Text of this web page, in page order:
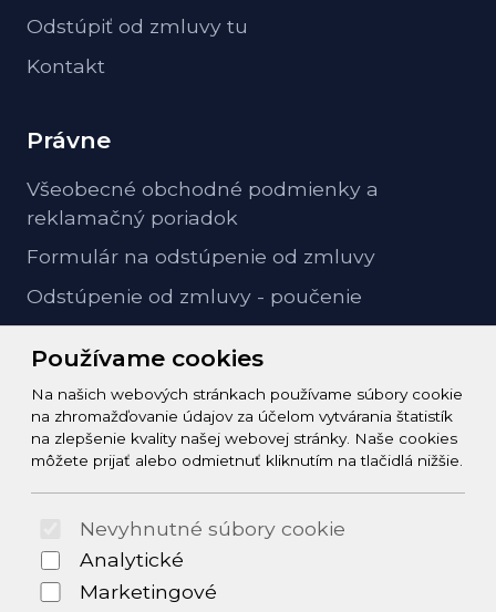
Používame cookies
Na našich webových stránkach používame súbory cookie
na zhromažďovanie údajov za účelom vytvárania štatistík
na zlepšenie kvality našej webovej stránky. Naše cookies
môžete prijať alebo odmietnuť kliknutím na tlačidlá nižšie.
Nevyhnutné súbory cookie
Analytické
Marketingové
Odstúpiť od zmluvy tu
Kontakt
Právne
Všeobecné obchodné podmienky a
reklamačný poriadok
Formulár na odstúpenie od zmluvy
Odstúpenie od zmluvy - poučenie
Kontakt
info@zeleziarstvo-majster.sk
+421456812908
© 2026 Arrabella s.r.o., mayabella s.r.o., Všetky práva